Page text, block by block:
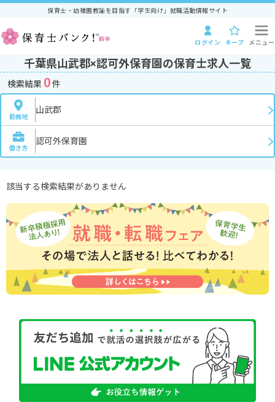
保育士・幼稚園教諭を目指す「学生向け」就職活動情報サイト
ログイン キープ メニュー
千葉県山武郡×認可外保育園の保育士求人一覧
検索結果 0件
勤務地
山武郡
働き方
認可外保育園
該当する検索結果がありません